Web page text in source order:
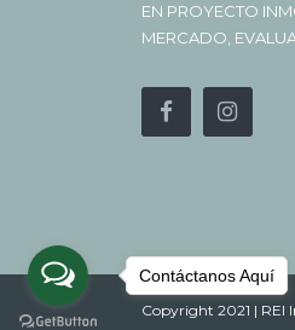
EN PROYECTO
MERCADO,
Copyright 2021 | REI
Contáctanos Aquí